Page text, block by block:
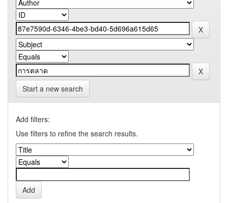
Start a new search
Add filters:
Use filters to refine the search results.